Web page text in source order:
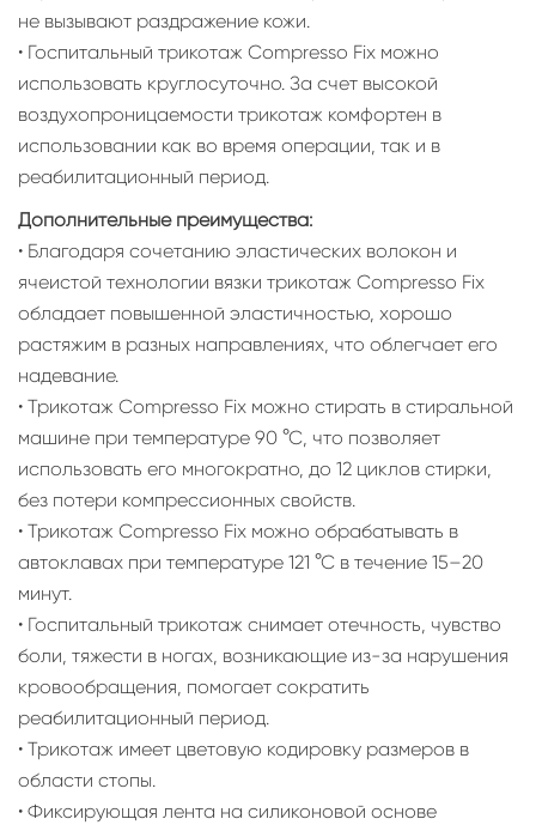
не вызывают раздражение кожи.
• Госпитальный трикотаж Compresso Fix можно
использовать круглосуточно. За счет высокой
воздухопроницаемости трикотаж комфортен в
использовании как во время операции, так и в
реабилитационный период.
Дополнительные преимущества:
• Благодаря сочетанию эластических волокон и
ячеистой технологии вязки трикотаж Compresso Fix
обладает повышенной эластичностью, хорошо
растяжим в разных направлениях, что облегчает его
надевание.
• Трикотаж Compresso Fix можно стирать в стиральной
машине при температуре 90 °С, что позволяет
использовать его многократно, до 12 циклов стирки,
без потери компрессионных свойств.
• Трикотаж Compresso Fix можно обрабатывать в
автоклавах при температуре 121 °С в течение 15–20
минут.
• Госпитальный трикотаж снимает отечность, чувство
боли, тяжести в ногах, возникающие из-за нарушения
кровообращения, помогает сократить
реабилитационный период.
• Трикотаж имеет цветовую кодировку размеров в
области стопы.
• Фиксирующая лента на силиконовой основе